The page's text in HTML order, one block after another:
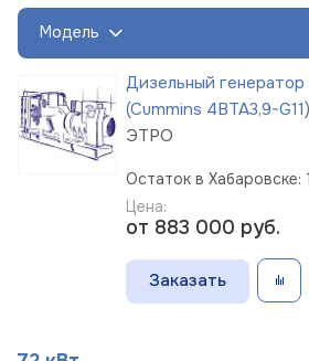
Модель
Дизельный
(Cummins 4BTA3,9-G11)
ЭТРО
Остаток в Хабаровске:
Цена:
от 883 000 руб.
Заказать